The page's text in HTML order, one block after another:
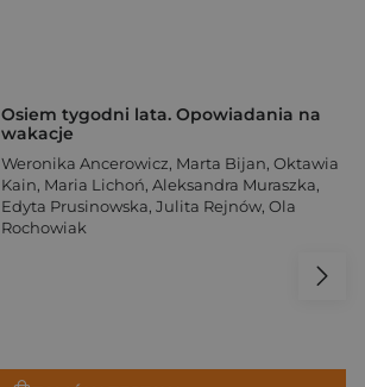
Osiem tygodni lata. Opowiadania na
wakacje
Weronika Ancerowicz, Marta Bijan, Oktawia
Kain, Maria Lichoń, Aleksandra Muraszka,
Edyta Prusinowska, Julita Rejnów, Ola
Rochowiak